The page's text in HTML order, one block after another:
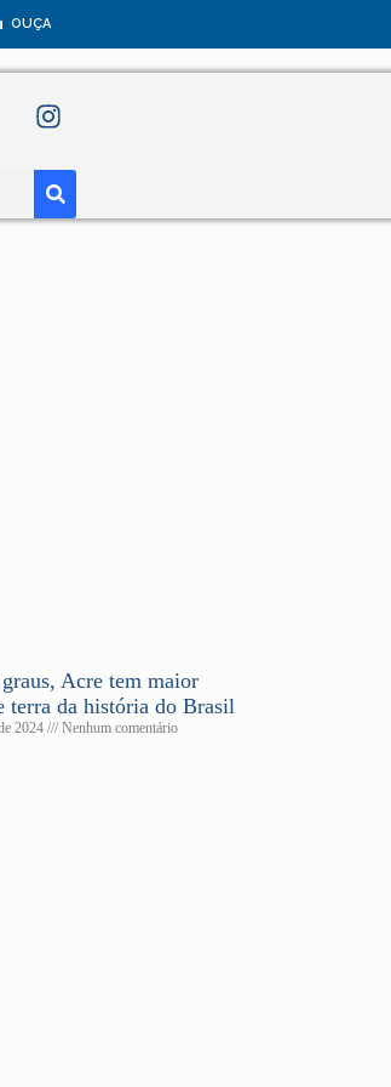
OUÇA
Acre tem maior
terra da história do Brasil
2024 Nenhum comentário